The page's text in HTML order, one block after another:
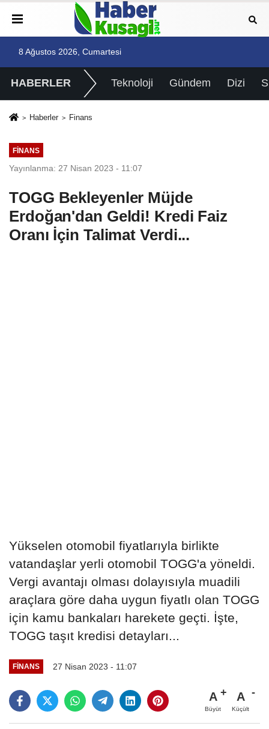
8 Ağustos 2026, Cumartesi
HABERLER Teknoloji Gündem Dizi
Haberler Finans
FINANS
Yayınlanma: 27 Nisan 2023 - 11:07
TOGG Bekleyenler Müjde
Erdoğan'dan Geldi! Kredi Faiz
Oranı İçin Talimat Verdi...
Yükselen otomobil fiyatlarıyla birlikte
vatandaşlar yerli otomobil TOGG'a yöneldi.
Vergi avantajı olması dolayısıyla muadili
araçlara göre daha uygun fiyatlı olan TOGG
için kamu bankaları harekete geçti. İşte,
TOGG taşıt kredisi detayları...
FINANS 27 Nisan 2023 - 11:07
A
Büyüt
A
Küçült